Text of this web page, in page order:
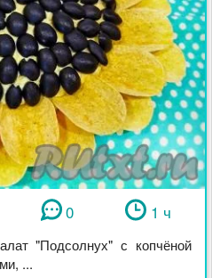
0 1 ч
"Подсолнух" с копчёной
...